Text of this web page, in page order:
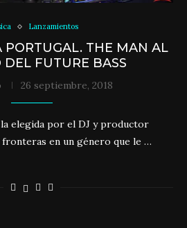
Lanzamientos
PORTUGAL. THE MAN AL
DEL FUTURE BASS
26 septiembre, 2018
elegida por el DJ y productor
en un género que le …